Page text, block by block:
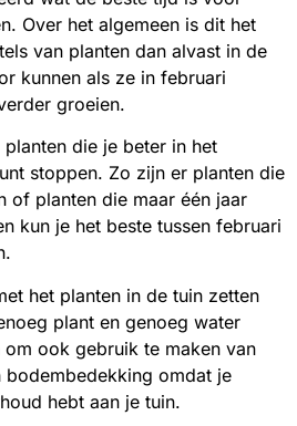
Over het algemeen is dit het
van planten dan alvast in de
kunnen als ze in februari
groeien.
die je beter in het
stoppen. Zo zijn er planten die
of planten die maar één jaar
kun je het beste tussen februari
het planten in de tuin zetten
plant en genoeg water
ook gebruik te maken van
bodembedekking omdat je
hebt aan je tuin.